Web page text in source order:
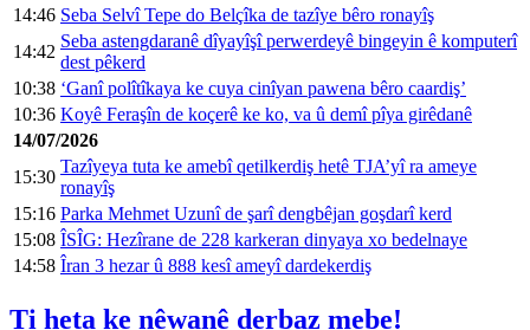
14:46 Seba Selvî Tepe do Belçîka de tazîye bêro ronayîş
14:42
Seba astengdaranê dîyayîşî perwerdeyê bingeyin ê komputerî
dest pêkerd
10:38 ‘Ganî polîtîkaya ke cuya cinîyan pawena bêro caardiş’
10:36 Koyê Feraşîn de koçerê ke ko, va û demî pîya girêdanê
14/07/2026
15:30
Tazîyeya tuta ke amebî qetilkerdiş hetê TJA’yî ra ameye
ronayîş
15:16 Parka Mehmet Uzunî de şarî dengbêjan goşdarî kerd
15:08 ÎSÎG: Hezîrane de 228 karkeran dinyaya xo bedelnaye
14:58 Îran 3 hezar û 888 kesî ameyî dardekerdiş
Ti heta ke nêwanê derbaz mebe!